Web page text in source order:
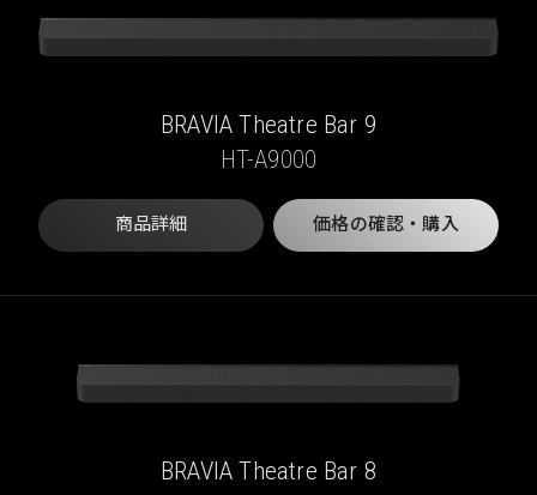
BRAVIA Theatre Bar 9
HT-A9000
商品詳細 価格の確認・購入
BRAVIA Theatre Bar 8